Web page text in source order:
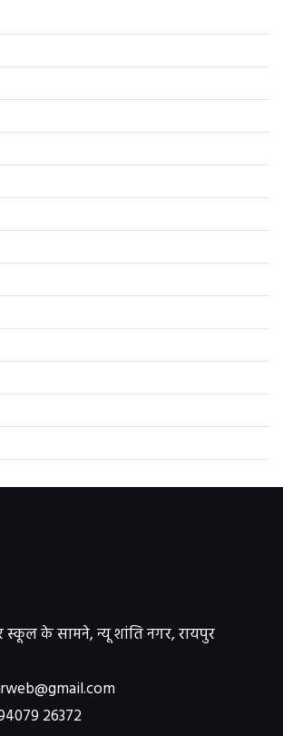
के सामने, न्यू शांति नगर, रायपुर
26372